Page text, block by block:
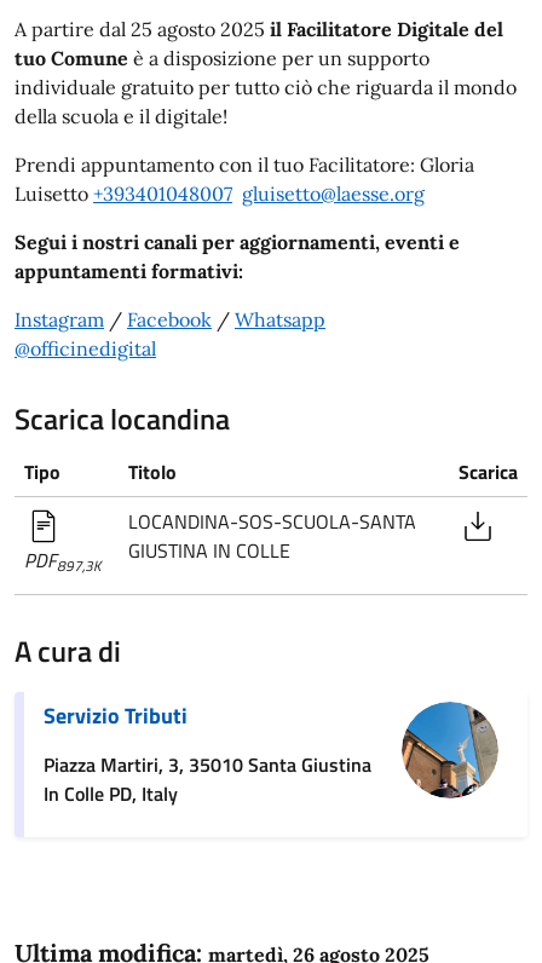
A partire dal 25 agosto 2025 il Facilitatore Digitale del
tuo Comune è a disposizione per un supporto
individuale gratuito per tutto ciò che riguarda il mondo
della scuola e il digitale!
Prendi appuntamento con il tuo Facilitatore: Gloria
Luisetto +393401048007 gluisetto@laesse.org
Segui i nostri canali per aggiornamenti, eventi e
appuntamenti formativi:
Instagram / Facebook / Whatsapp
@officinedigital
Scarica locandina
Tipo Titolo Scarica
PDF897,3K
LOCANDINA-SOS-SCUOLA-SANTA
GIUSTINA IN COLLE
A cura di
Servizio Tributi
Piazza Martiri, 3, 35010 Santa Giustina
In Colle PD, Italy
Ultima modifica: martedì, 26 agosto 2025